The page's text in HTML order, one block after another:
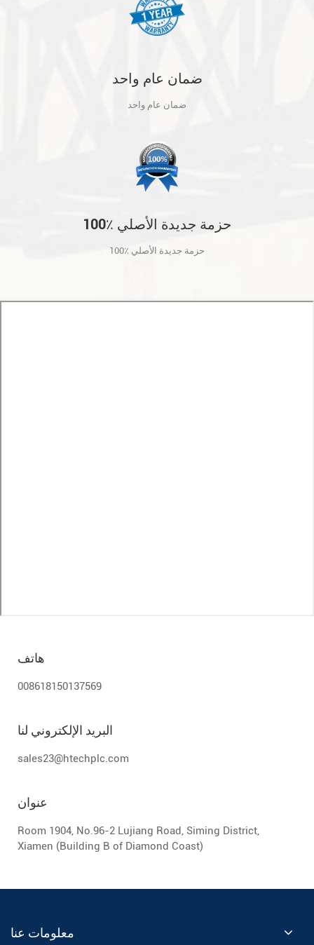
ضمان عام واحد
ضمان عام واحد
100٪ حزمة جديدة الأصلي
100٪ حزمة جديدة الأصلي
هاتف
008618150137569
البريد الإلكتروني لنا
sales23@htechplc.com
عنوان
Room 1904, No.96-2 Lujiang Road, Siming District,
Xiamen (Building B of Diamond Coast)
معلومات عنا